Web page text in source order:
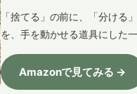
「捨てる」の前に、「分け
を、手を動かせる道具にした一
Amazonで見てみる →